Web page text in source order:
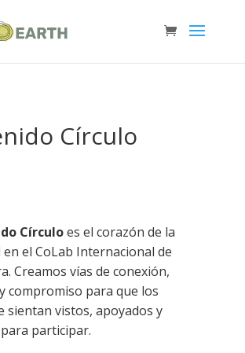
Círculo
Círculoes el corazón de la
el CoLab Internacional de
Creamos vías de conexión,
compromiso para que los
sientan vistos, apoyados y
participar.